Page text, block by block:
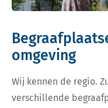
omgeving
Wij kennen de regio.
verschillende